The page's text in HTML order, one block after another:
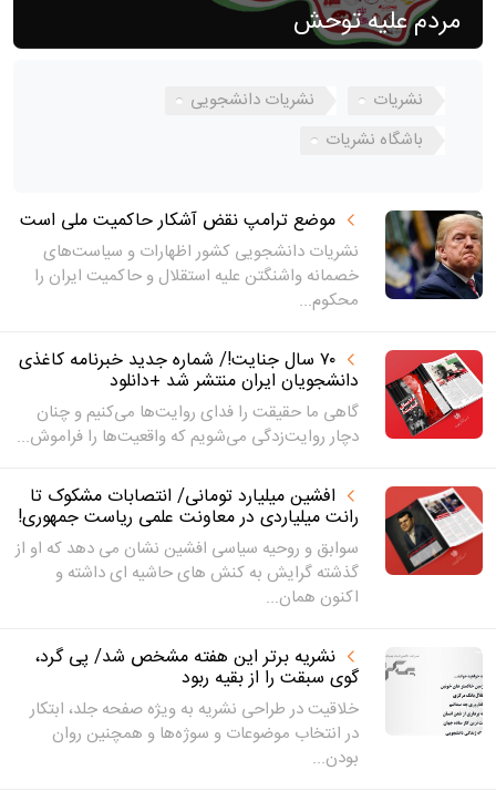
مردم علیه توحش
نشریات
نشریات دانشجویی
باشگاه نشریات
موضع ترامپ نقض آشکار حاکمیت ملی است
نشریات دانشجویی کشور اظهارات و سیاست‌های
خصمانه واشنگتن علیه استقلال و حاکمیت ایران را
محکوم...
۷۰ سال جنایت!/ شماره جدید خبرنامه کاغذی
دانشجویان ایران منتشر شد +دانلود
گاهی ما حقیقت را فدای روایت‌ها می‌کنیم و چنان
دچار روایت‌زدگی می‌شویم که واقعیت‌ها را فراموش...
افشین میلیارد تومانی/ انتصابات مشکوک تا
رانت میلیاردی در معاونت علمی ریاست جمهوری!
سوابق و روحیه سیاسی افشین نشان می دهد که او از
گذشته گرایش به کنش های حاشیه ای داشته و
اکنون همان...
نشریه برتر این هفته مشخص شد/ پی گرد،
گوی سبقت را از بقیه ربود
خلاقیت در طراحی نشریه به ویژه صفحه جلد، ابتکار
در انتخاب موضوعات و سوژه‌ها و همچنین روان
بودن...